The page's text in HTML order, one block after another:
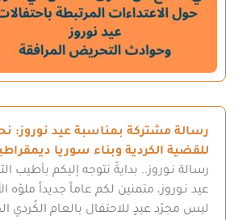
رسالة مشتركة بمناسبة عيد نوروز:
للقضية الكردية وبناء سوريا
رسالة نـوروز.. بدايةً نتوجه إليكم بأطيب
عيد نـوروز، متمنين لكم عاماً جديداً ملؤه
ليس مجرّد عيدٍ للاحتفال بالعام الكُردي